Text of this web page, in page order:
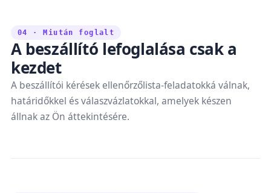
04 · Miután foglalt
A beszállító lefoglalása csak a
kezdet
A beszállítói kérések ellenőrzőlista-feladatokká válnak,
határidőkkel és válaszvázlatokkal, amelyek készen
állnak az Ön áttekintésére.